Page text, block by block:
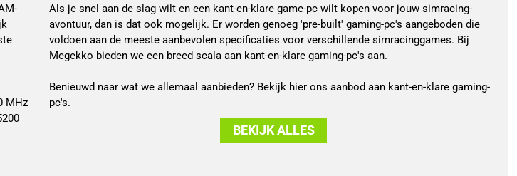
MHz
Als je snel aan de slag wilt en een kant-en-klare game-pc wilt kopen voor jouw simracing-
avontuur, dan is dat ook mogelijk. Er worden genoeg 'pre-built' gaming-pc's aangeboden die
voldoen aan de meeste aanbevolen specificaties voor verschillende simracinggames. Bij
Megekko bieden we een breed scala aan kant-en-klare gaming-pc's aan.
Benieuwd naar wat we allemaal aanbieden? Bekijk hier ons aanbod aan kant-en-klare gaming-
pc's.
BEKIJK ALLES